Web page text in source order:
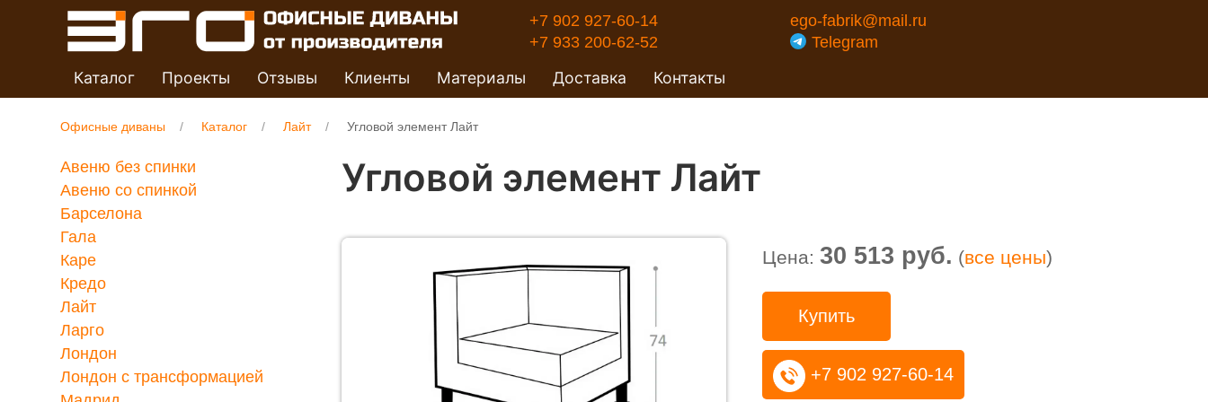
+7 902 927-60-14
+7 933 200-62-52
ego-fabrik@mail.ru
Telegram
Каталог Проекты Отзывы Клиенты Материалы Доставка Контакты
Офисные диваны Каталог Лайт Угловой элемент Лайт
Авеню без спинки
Авеню со спинкой
Барселона
Гала
Каре
Кредо
Лайт
Ларго
Лондон
Лондон с трансформацией
Угловой элемент Лайт
Цена:30 513 руб. (все цены)
Купить
+7 902 927-60-14